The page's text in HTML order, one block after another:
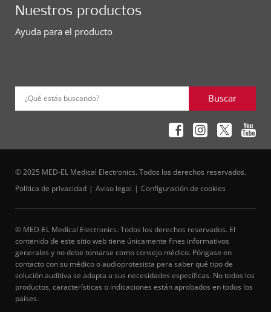
Nuestros productos
Ayuda para el producto
¿Qué estás buscando? Buscar
© 2025 MED-EL Medical Electronics. Todos los derechos reservados.
Política de privacidad
Aviso legal Configuración de cookies
© MED-EL Medical Electronics. Todos los derechos reservados. El
contenido de este sitio web tiene únicamente fines informativos
generales y no debe tomarse como consejo médico. Póngase en
contacto con su médico o audioprotesista para saber qué tipo de
solución auditiva se adapta a sus necesidades específicas. No todos los
productos, características o indicaciones están aprobados en todos los
países.